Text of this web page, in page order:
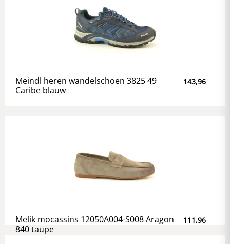
Meindl heren wandelschoen 3825 49
Caribe blauw
143,96
Melik mocassins 12050A004-S008 Aragon
840 taupe
111,96